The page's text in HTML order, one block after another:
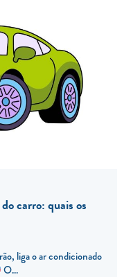
carro: quais os
liga o ar condicionado
O...